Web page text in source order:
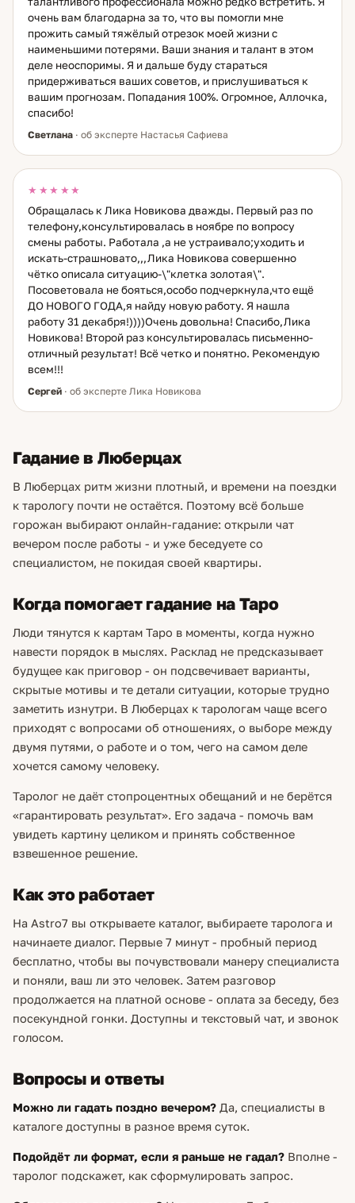
очень вам благодарна за то, что вы помогли мне
прожить самый тяжёлый отрезок моей жизни с
наименьшими потерями. Ваши знания и талант в этом
деле неоспоримы. Я и дальше буду стараться
придерживаться ваших советов, и прислушиваться к
вашим прогнозам. Попадания 100%. Огромное, Аллочка,
спасибо!
Светлана · об эксперте Настасья Сафиева
★★★★★
Обращалась к Лика Новикова дважды. Первый раз по
телефону,консультировалась в ноябре по вопросу
смены работы. Работала ,а не устраивало;уходить и
искать-страшновато,,,Лика Новикова совершенно
чётко описала ситуацию-\"клетка золотая\".
Посоветовала не бояться,особо подчеркнула,что ещё
ДО НОВОГО ГОДА,я найду новую работу. Я нашла
работу 31 декабря!))))Очень довольна! Спасибо,Лика
Новикова! Второй раз консультировалась письменно-
отличный результат! Всё четко и понятно. Рекомендую
всем!!!
Сергей · об эксперте Лика Новикова
Гадание в Люберцах
В Люберцах ритм жизни плотный, и времени на поездки
к тарологу почти не остаётся. Поэтому всё больше
горожан выбирают онлайн-гадание: открыли чат
вечером после работы - и уже беседуете со
специалистом, не покидая своей квартиры.
Когда помогает гадание на Таро
Люди тянутся к картам Таро в моменты, когда нужно
навести порядок в мыслях. Расклад не предсказывает
будущее как приговор - он подсвечивает варианты,
скрытые мотивы и те детали ситуации, которые трудно
заметить изнутри. В Люберцах к тарологам чаще всего
приходят с вопросами об отношениях, о выборе между
двумя путями, о работе и о том, чего на самом деле
хочется самому человеку.
Таролог не даёт стопроцентных обещаний и не берётся
«гарантировать результат». Его задача - помочь вам
увидеть картину целиком и принять собственное
взвешенное решение.
Как это работает
На Astro7 вы открываете каталог, выбираете таролога и
начинаете диалог. Первые 7 минут - пробный период
бесплатно, чтобы вы почувствовали манеру специалиста
и поняли, ваш ли это человек. Затем разговор
продолжается на платной основе - оплата за беседу, без
посекундной гонки. Доступны и текстовый чат, и звонок
голосом.
Вопросы и ответы
Можно ли гадать поздно вечером? Да, специалисты в
каталоге доступны в разное время суток.
Подойдёт ли формат, если я раньше не гадал? Вполне -
таролог подскажет, как сформулировать запрос.